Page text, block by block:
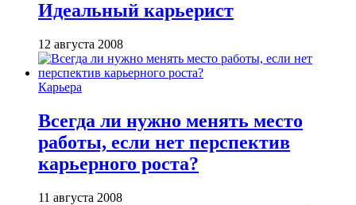
Идеальный карьерист
12 августа 2008
Карьера
Всегда ли нужно менять место
работы, если нет перспектив
карьерного роста?
11 августа 2008